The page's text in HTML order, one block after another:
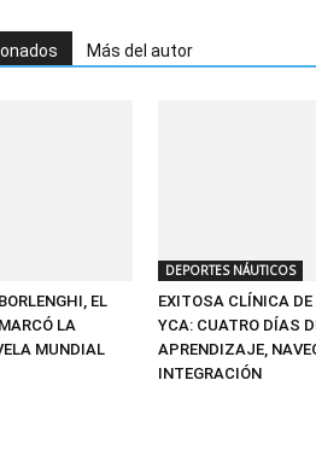
Más del autor
EL
LA
MUNDIAL
DEPORTES NÁUTICOS
EXITOSA CLÍNICA DE
YCA: CUATRO DÍAS
APRENDIZAJE,
INTEGRACIÓN